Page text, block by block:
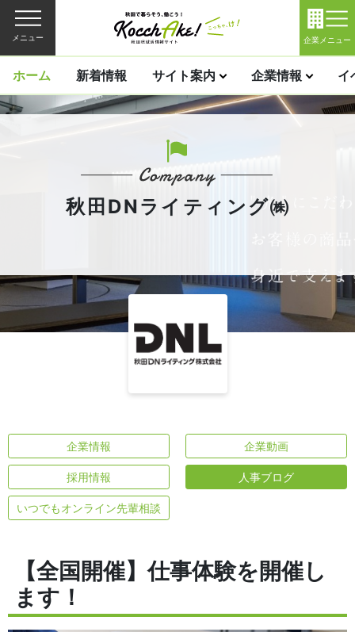
メニュー 企業メニュー
ホーム 新着情報 サイト案内 企業情報 イ
秋田DNライティング㈱
企業情報 企業動画
採用情報 人事ブログ
いつでもオンライン先輩相談
【全国開催】仕事体験を開催し
ます！